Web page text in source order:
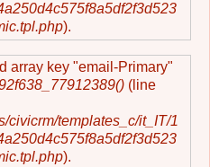
).
array key "email-Primary"
(line
civicrm/templates_c/it_IT/1
).